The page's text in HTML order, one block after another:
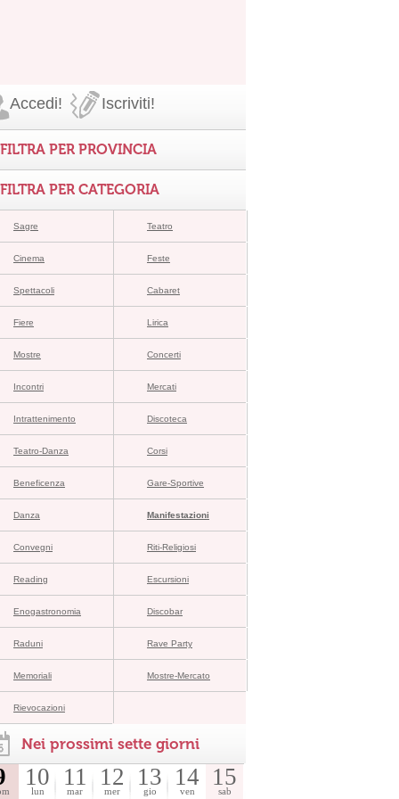
Accedi! Iscriviti!
FILTRA PER PROVINCIA
FILTRA PER CATEGORIA
Sagre Teatro
Cinema Feste
Spettacoli Cabaret
Fiere Lirica
Mostre Concerti
Incontri Mercati
Intrattenimento Discoteca
Teatro-Danza Corsi
Beneficenza Gare-Sportive
Danza Manifestazioni
Convegni Riti-Religiosi
Reading Escursioni
Enogastronomia Discobar
Raduni Rave Party
Memoriali Mostre-Mercato
Rievocazioni
Nei prossimi sette giorni
10
lun
11
mar
12
mer
13
gio
14
ven
15
sab